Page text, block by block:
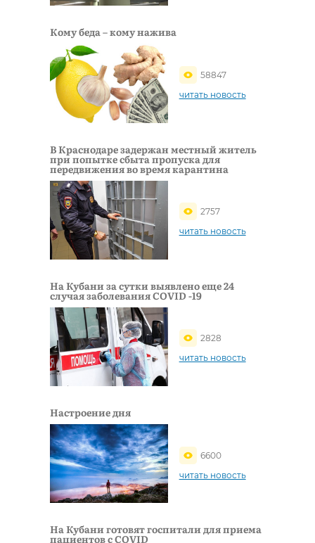
Кому беда – кому нажива
58847
читать новость
В Краснодаре задержан местный житель
при попытке сбыта пропуска для
передвижения во время карантина
2757
читать новость
На Кубани за сутки выявлено еще 24
случая заболевания COVID -19
2828
читать новость
Настроение дня
6600
читать новость
На Кубани готовят госпитали для приема
пациентов с COVID